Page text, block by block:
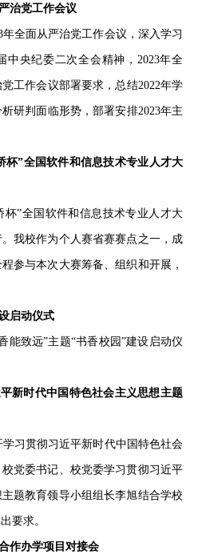
治党工作会议
年全面从严治党工作会议，深入学习
中央纪委二次全会精神，2023年全
工作会议部署要求，总结2022年学
研判面临形势，部署安排2023年主
杯”全国软件和信息技术专业人才大
杯”全国软件和信息技术专业人才大
我校作为个人赛省赛赛点之一，成
参与本次大赛筹备、组织和开展，
启动仪式
能致远”主题“书香校园”建设启动仪
新时代中国特色社会主义思想主题
习贯彻习近平新时代中国特色社会
党委书记、校党委学习贯彻习近平
题教育领导小组组长李旭结合学校
要求。
作办学项目对接会